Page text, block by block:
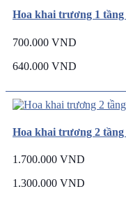
Hoa khai trương 1 tầng
700.000 VND
640.000 VND
Hoa khai trương 2 tầng
1.700.000 VND
1.300.000 VND